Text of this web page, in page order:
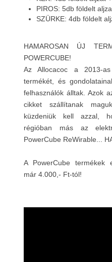
PIROS: 5db földelt
SZÜRKE: 4db földelt
HAMAROSAN ÚJ
POWERCUBE!
Az Allocacoc a 2013-
termékét, és
felhasználók álltak. Azok
cikket szállítanak
küzdeniük kell azzal,
régióban más az
PowerCube ReWirable...
A PowerCube termékek
már 4.000,- Ft-tól!